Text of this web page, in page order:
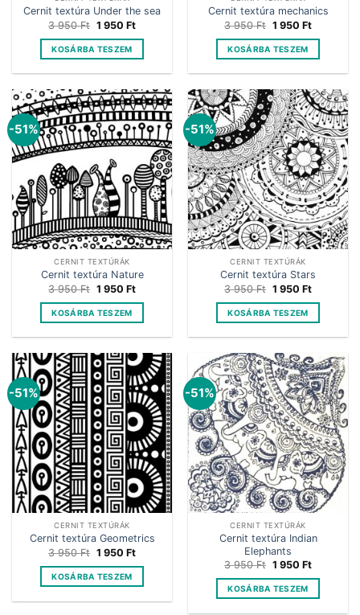
Cernit textúra Under the sea
3 950Ft Original
was:
3
950 Ft.
1 950 FtCurrent
is:
950 Ft.
KOSÁRBA TESZEM
Cernit textúra mechanics
3 950Ft Original
was:
3
950 Ft.
1 950 FtCurrent
is:
950 Ft.
KOSÁRBA TESZEM
-51%
CERNIT TEXTÚRÁK
Cernit textúra Nature
3 950Ft Original
was:
3
950 Ft.
1 950 FtCurrent
is:
950 Ft.
KOSÁRBA TESZEM
-51%
CERNIT TEXTÚRÁK
Cernit textúra Stars
3 950Ft Original
was:
3
950 Ft.
1 950 FtCurrent
is:
950 Ft.
KOSÁRBA TESZEM
-51%
CERNIT TEXTÚRÁK
Cernit textúra Geometrics
3 950Ft Original
was:
3
950 Ft.
1 950 FtCurrent
is:
950 Ft.
KOSÁRBA TESZEM
-51%
CERNIT TEXTÚRÁK
Cernit textúra Indian
Elephants
3 950Ft Original
was:
3
950 Ft.
1 950 FtCurrent
is:
950 Ft.
KOSÁRBA TESZEM